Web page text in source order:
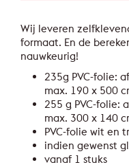
Wij leveren
formaat. En de
nauwkeurig!
235g PVC-folie:
max. 190 x 500
255 g PVC-folie:
max. 300 x 140
PVC-folie wit en
indien gewenst
vanaf 1 stuks